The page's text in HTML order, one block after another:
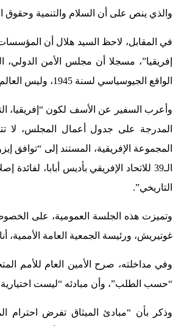
والذي ينص على أن السلام والتنمية وحقوق
في المقابل، لاحظ السيد هلال أن المؤسسات
إفريقيا”، مسجلا أن مجلس الأمن الدولي،
الواقع الجيوسياسي لسنة 1945، وليس العالم الذي نشهده في 2026.
وأعرب السفير عن الأسف لكون “إفريقيا،
المدرجة على جدول أعمال المجلس، لا
المجموعة الإفريقية، المستند إلى “توافق
الـ39 للاتحاد الإفريقي بأديس أبابا،
التاريخي”.
وتميزت هذه الجلسة العمومية، على
غوتيريش، ورئيسة الجمعية العامة الأممية،
وفي مداخلته، صرح الأمين العام للأمم
“حسب الطلب”، وأن مبادئه “ليست اختيارية
وذكر بأن “مبادئ الميثاق تفرض احترام